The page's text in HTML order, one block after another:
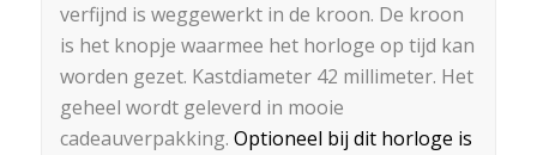
verfijnd is weggewerkt in de kroon. De kroon
is het knopje waarmee het horloge op tijd kan
worden gezet. Kastdiameter 42 millimeter. Het
geheel wordt geleverd in mooie
cadeauverpakking. Optioneel bij dit horloge is